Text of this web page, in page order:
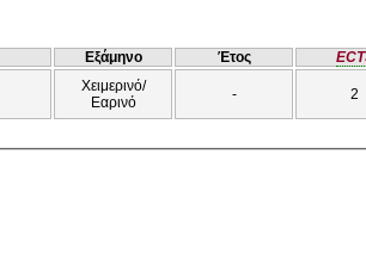
Εξάμηνο Έτος
Χειμερινό/
Εαρινό
- 2